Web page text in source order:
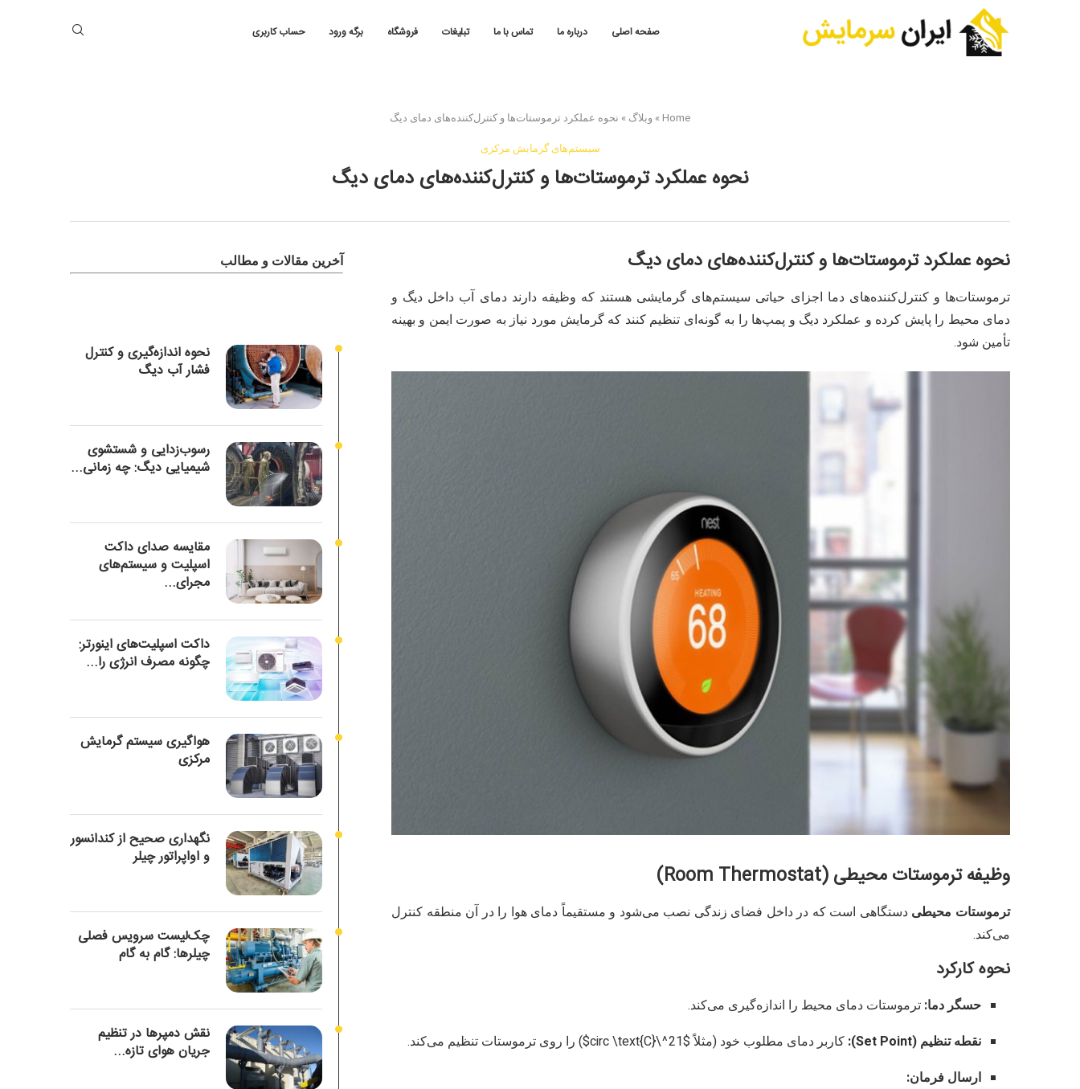
صفحه اصلی درباره ما تماس با ما تبلیغات فروشگاه برگه ورود حساب کاربری
Home
»وبلاگ » نحوه عملکرد ترموستات‌ها و کنترل‌کننده‌های دمای دیگ
سیستم‌های گرمایش مرکزی
نحوه عملکرد ترموستات‌ها و کنترل‌کننده‌های دمای دیگ
نحوه عملکرد ترموستات‌ها و کنترل‌کننده‌های دمای دیگ
ترموستات‌ها و کنترل‌کننده‌های دما اجزای حیاتی سیستم‌های گرمایشی هستند که وظیفه دارند دمای آب داخل دیگ و
دمای محیط را پایش کرده و عملکرد دیگ و پمپ‌ها را به گونه‌ای تنظیم کنند که گرمایش مورد نیاز به صورت ایمن و بهینه
تأمین شود.
وظیفه ترموستات محیطی (Room Thermostat)
ترموستات محیطی دستگاهی است که در داخل فضای زندگی نصب می‌شود و مستقیماً دمای هوا را در آن منطقه کنترل
می‌کند.
نحوه کارکرد
حسگر دما: ترموستات دمای محیط را اندازه‌گیری می‌کند.
نقطه تنظیم (Set Point):
کاربر دمای مطلوب خود (مثلاً$21^\circ \text{C}$
) را روی ترموستات تنظیم می‌کند.
ارسال فرمان:
آخرین مقالات و مطالب
نحوه اندازه‌گیری و کنترل
فشار آب دیگ
رسوب‌زدایی و شستشوی
شیمیایی دیگ: چه زمانی...
مقایسه صدای داکت
اسپلیت و سیستم‌های
مجرای...
داکت اسپلیت‌های اینورتر:
چگونه مصرف انرژی را...
هواگیری سیستم گرمایش
مرکزی
نگهداری صحیح از کندانسور
و اواپراتور چیلر
چک‌لیست سرویس فصلی
چیلرها: گام به گام
نقش دمپرها در تنظیم
جریان هوای تازه...